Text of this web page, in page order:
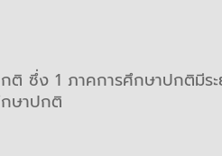
ซึ่ง 1 ภาคการศึกษาปกติมีระ
กษาปกติ